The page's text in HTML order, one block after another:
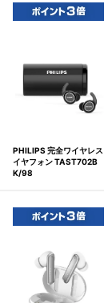
PHILIPS 完全ワイヤレス
イヤフォン TAST702B
K/98